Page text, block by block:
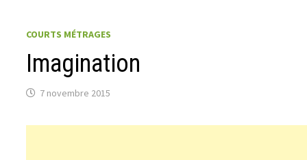
COURTS MÉTRAGES
Imagination
7 novembre 2015